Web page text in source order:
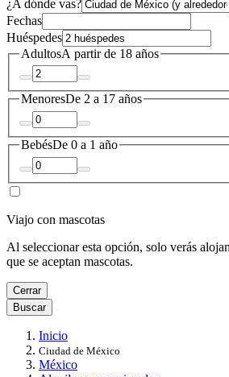
¿A dónde vas?
Fechas
Huéspedes
AdultosA partir de 18 años
MenoresDe 2 a 17 años
BebésDe 0 a 1 año
Viajo con mascotas
Al seleccionar esta opción, solo verás
que se aceptan mascotas.
Cerrar
Buscar
Inicio
Ciudad de México
México